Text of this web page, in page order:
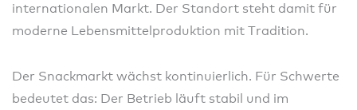
internationalen Markt. Der Standort steht damit für
moderne Lebensmittelproduktion mit Tradition.
Der Snackmarkt wächst kontinuierlich. Für Schwerte
bedeutet das: Der Betrieb läuft stabil und im